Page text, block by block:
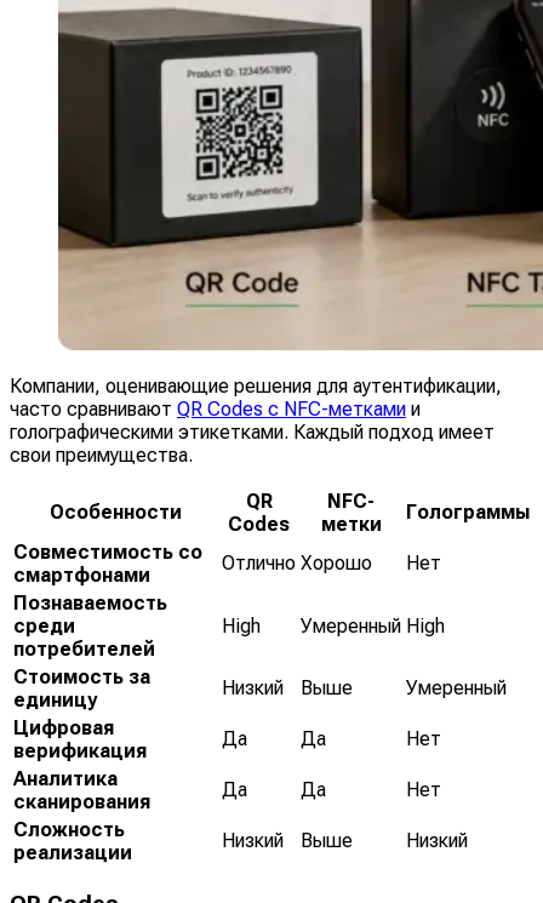
Компании, оценивающие решения для аутентификации,
часто сравнивают QR Codes с NFC-метками и
голографическими этикетками. Каждый подход имеет
свои преимущества.
Особенности
QR
Codes
NFC-
метки
Голограммы
Совместимость со
смартфонами
Отлично Хорошо
Нет
Познаваемость
среди
потребителей
High Умеренный High
Стоимость за
единицу
Низкий Выше
Умеренный
Цифровая
верификация
Да Да
Нет
Аналитика
сканирования
Да Да
Нет
Сложность
реализации
Низкий Выше Низкий